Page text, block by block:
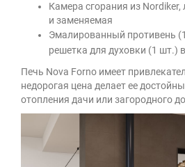
Камера сгорания из
и заменяемая
Эмалированный противень
решетка для духовки (1 шт.)
Печь Nova Forno имеет
недорогая цена делает ее
отопления дачи или загородного